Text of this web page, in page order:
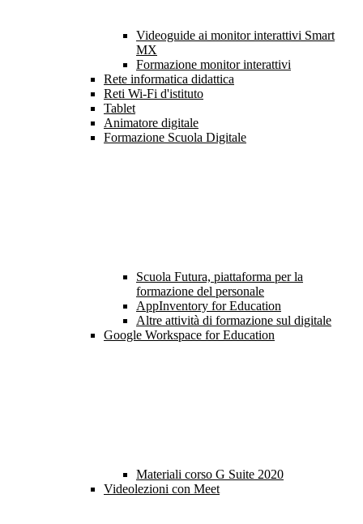
Videoguide ai monitor interattivi Smart
MX
Formazione monitor interattivi
Rete informatica didattica
Reti Wi-Fi d'istituto
Tablet
Animatore digitale
Formazione Scuola Digitale
Scuola Futura, piattaforma per la
formazione del personale
AppInventory for Education
Altre attività di formazione sul digitale
Google Workspace for Education
Materiali corso G Suite 2020
Videolezioni con Meet